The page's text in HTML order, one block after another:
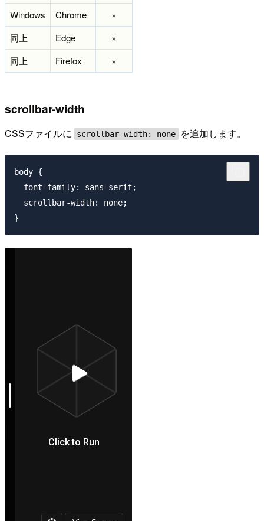
Windows Chrome
×
同上
Edge
×
同上
Firefox ×
scrollbar-width
CSSファイルに scrollbar-width: none を追加します。
body {
  font-family: sans-serif;
  scrollbar-width: none;